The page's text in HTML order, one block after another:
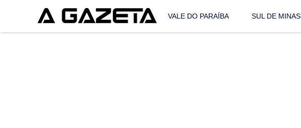
VALE DO PARAÍBA SUL DE MINAS